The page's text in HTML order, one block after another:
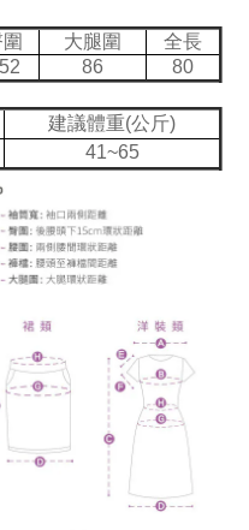
大腿圍
全長
86 80
建議體重(公斤)
41~65